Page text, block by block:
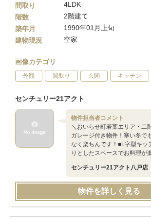
間取り
4LDK
階数
2階建て
築年月
1990年01月上旬
建物現況
空家
画像カテゴリ
外観 間取り 玄関 キッチン
センチュリー21アクト
物件担当者コメント
＼おいらせ町若葉エリア・二
ガレージ付き物件！寒い冬で
なく楽ちんです！■L字型キッ
りとしたスペースでお料理が
センチュリー21アクト八戸店
物件を詳しく見る